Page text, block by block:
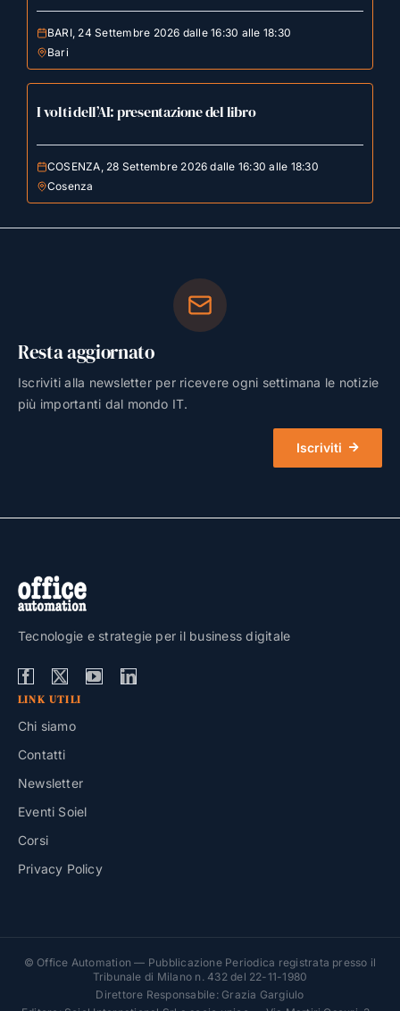
BARI, 24 Settembre 2026 dalle 16:30 alle 18:30
Bari
I volti dell’AI: presentazione del libro
COSENZA, 28 Settembre 2026 dalle 16:30 alle 18:30
Cosenza
Resta aggiornato
Iscriviti alla newsletter per ricevere ogni settimana le notizie
più importanti dal mondo IT.
Iscriviti
Tecnologie e strategie per il business digitale
LINK UTILI
Chi siamo
Contatti
Newsletter
Eventi Soiel
Corsi
Privacy Policy
© Office Automation — Pubblicazione Periodica registrata presso il
Tribunale di Milano n. 432 del 22-11-1980
Direttore Responsabile: Grazia Gargiulo